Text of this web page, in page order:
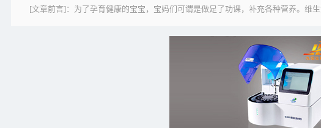
[文章前言]：为了孕育健康的宝宝，宝妈们可谓是做足了功课，补充各种营养。维